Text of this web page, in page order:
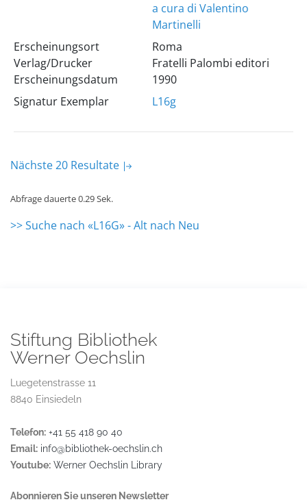
a cura di Valentino
Martinelli
Erscheinungsort
Verlag/Drucker
Erscheinungsdatum
Roma
Fratelli Palombi editori
1990
Signatur Exemplar
L16g
Nächste 20 Resultate
Abfrage dauerte 0.29 Sek.
>> Suche nach «L16G» - Alt nach Neu
Stiftung Bibliothek
Werner Oechslin
Luegetenstrasse 11
8840 Einsiedeln
Telefon: +41 55 418 90 40
Email: info@bibliothek-oechslin.ch
Youtube: Werner Oechslin Library
Abonnieren Sie unseren Newsletter